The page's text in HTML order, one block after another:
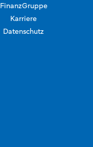
FinanzGruppe
Karriere
Datenschutz